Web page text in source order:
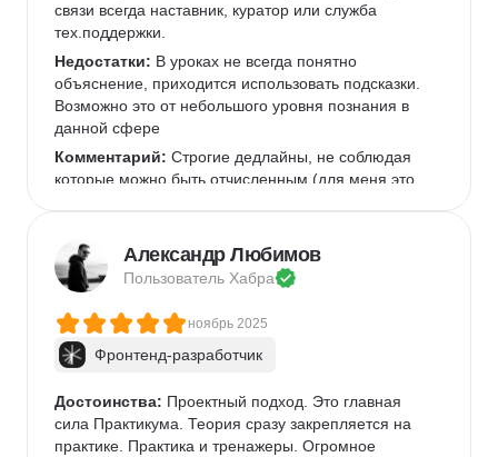
связи всегда наставник, куратор или служба
тех.поддержки.
Недостатки: В уроках не всегда понятно
объяснение, приходится использовать подсказки.
Возможно это от небольшого уровня познания в
данной сфере
Комментарий: Строгие дедлайны, не соблюдая
которые можно быть отчисленным (для меня это
иначе должного результата не будет.
Александр Любимов
Пользователь Хабра
ноябрь 2025
Фронтенд-разработчик
Достоинства: Проектный подход. Это главная
сила Практикума. Теория сразу закрепляется на
практике. Практика и тренажеры. Огромное